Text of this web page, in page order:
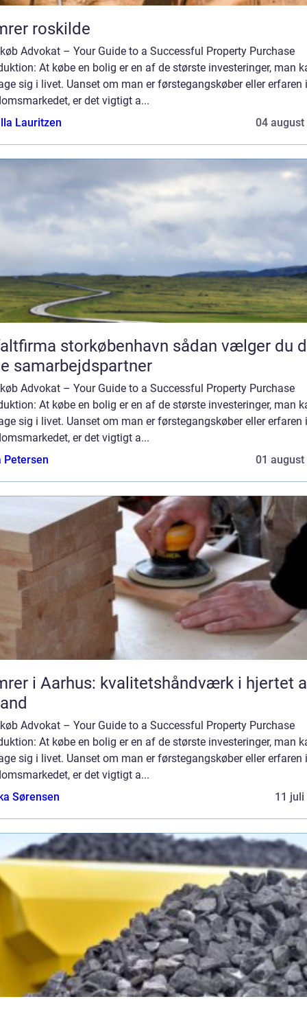
roskilde
Advokat – Your Guide to a Successful Property Purchase
At købe en bolig er en af de største investeringer, man
sig i livet. Uanset om man er førstegangskøber eller erfaren i
er det vigtigt a...
Lauritzen
04 august
storkøbenhavn sådan vælger du den
samarbejdspartner
Advokat – Your Guide to a Successful Property Purchase
At købe en bolig er en af de største investeringer, man
sig i livet. Uanset om man er førstegangskøber eller erfaren i
er det vigtigt a...
Petersen
01 august
i Aarhus: kvalitetshåndværk i hjertet
Advokat – Your Guide to a Successful Property Purchase
At købe en bolig er en af de største investeringer, man
sig i livet. Uanset om man er førstegangskøber eller erfaren i
er det vigtigt a...
Sørensen
11 juli